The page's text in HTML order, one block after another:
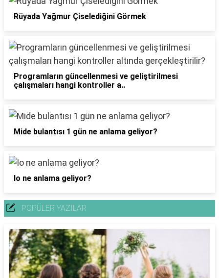
Rüyada Yağmur Çiselediğini Görmek
Programların güncellenmesi ve geliştirilmesi
çalışmaları hangi kontroller a..
Mide bulantısı 1 gün ne anlama geliyor?
Io ne anlama geliyor?
POPÜLER YAZILAR